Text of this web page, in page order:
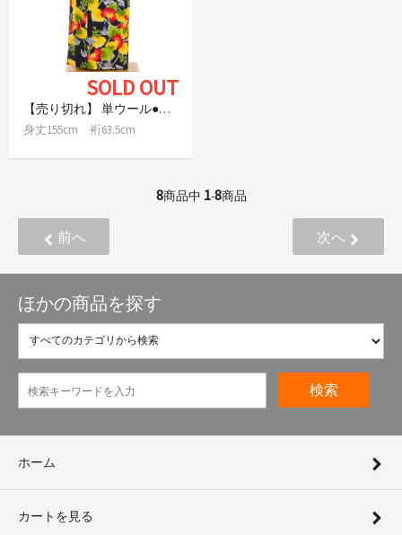
SOLD OUT
【売り切れ】 単ウール●カラフルな桐
身丈155cm 裄63.5cm
8商品中 1-8商品
前へ 次へ
ほかの商品を探す
検索
ホーム
カートを見る